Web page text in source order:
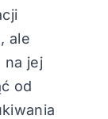
ale
na jej
od